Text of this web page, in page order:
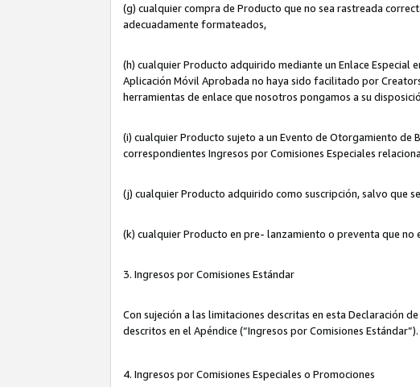
(g) cualquier compra de Producto que no sea rastreada
adecuadamente formateados,
(h) cualquier Producto adquirido mediante un Enlace Especial
Aplicación Móvil Aprobada no haya sido facilitado por
herramientas de enlace que nosotros pongamos a su
(i) cualquier Producto sujeto a un Evento de Otorgamiento de
correspondientes Ingresos por Comisiones Especiales
(j) cualquier Producto adquirido como suscripción, salvo que
(k) cualquier Producto en pre- lanzamiento o preventa que
3. Ingresos por Comisiones Estándar
Con sujeción a las limitaciones descritas en esta Declaración
descritos en el Apéndice (“Ingresos por Comisiones
4. Ingresos por Comisiones Especiales o Promociones